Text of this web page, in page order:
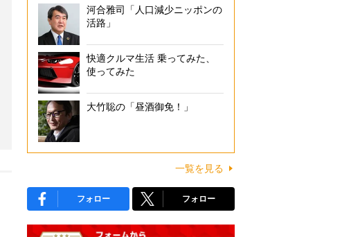
河合雅司「人口減少ニッポンの
活路」
快適クルマ生活 乗ってみた、
使ってみた
大竹聡の「昼酒御免！」
一覧を見る
フォロー フォロー